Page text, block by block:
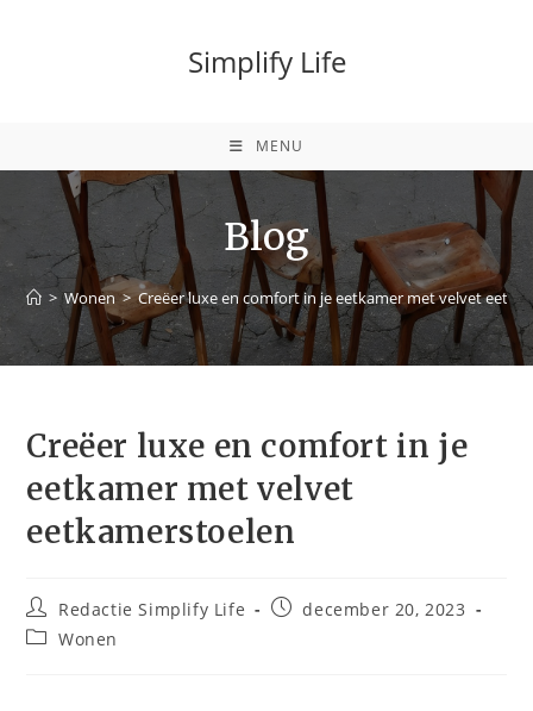
Simplify Life
MENU
Blog
> Wonen > Creëer luxe en comfort in je eetkamer met velvet
Creëer luxe en comfort in je
eetkamer met velvet
eetkamerstoelen
Redactie Simplify Life
december 20, 2023
Wonen